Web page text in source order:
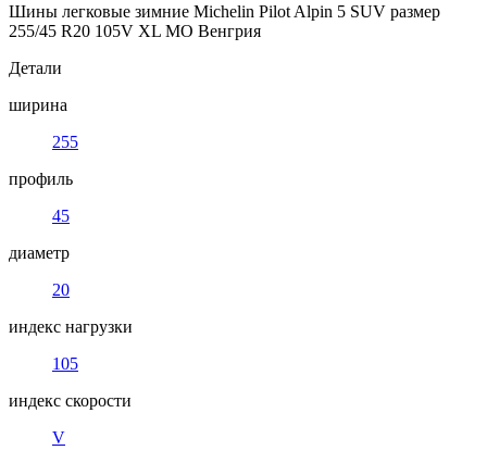
Шины легковые зимние Michelin Pilot Alpin 5 SUV размер
255/45 R20 105V XL MO Венгрия
Детали
ширина
255
профиль
45
диаметр
20
индекс нагрузки
105
индекс скорости
V